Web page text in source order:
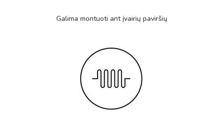
Galima montuoti ant įvairių paviršių